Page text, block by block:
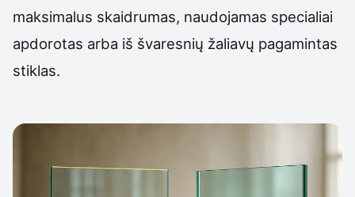
maksimalus skaidrumas, naudojamas specialiai
apdorotas arba iš švaresnių žaliavų pagamintas
stiklas.